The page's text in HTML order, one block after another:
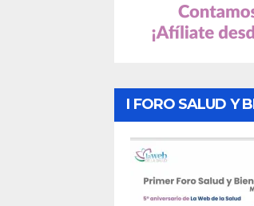
I FORO SALUD Y